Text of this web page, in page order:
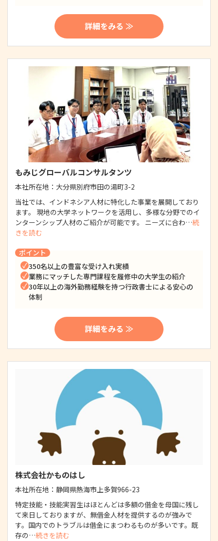
詳細をみる ≫
もみじグローバルコンサルタンツ
本社所在地： 大分県別府市田の湯町3-2
当社では、インドネシア人材に特化した事業を展開しており
ます。 現地の大学ネットワークを活用し、多様な分野でのイ
ンターンシップ人材のご紹介が可能です。 ニーズに合わ…続
きを読む
ポイント
350名以上の豊富な受け入れ実績
業務にマッチした専門課程を履修中の大学生の紹介
30年以上の海外勤務経験を持つ行政書士による安心の
体制
詳細をみる ≫
株式会社かものはし
本社所在地： 静岡県熱海市上多賀966-23
特定技能・技能実習生はほとんどは多額の借金を母国に残し
て来日しておりますが、無借金人材を提供するのが強みで
す。国内でのトラブルは借金にまつわるものが多いです。既
存の…続きを読む